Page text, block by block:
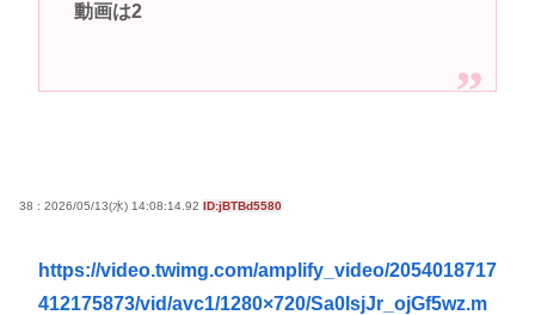
サイン入りドラム・スティックをプレゼントw
かされる「女神の加護を受けしママのサーガ」3巻 今
【高市動画】こういうオスガキってどうやったら産
中国のメスガキ、民度が終わりすぎてる
動画は2
38 : 2026/05/13(水) 14:08:14.92 ID:jBTBd5580
https://video.twimg.com/amplify_video/2054018717
412175873/vid/avc1/1280×720/Sa0lsjJr_ojGf5wz.m